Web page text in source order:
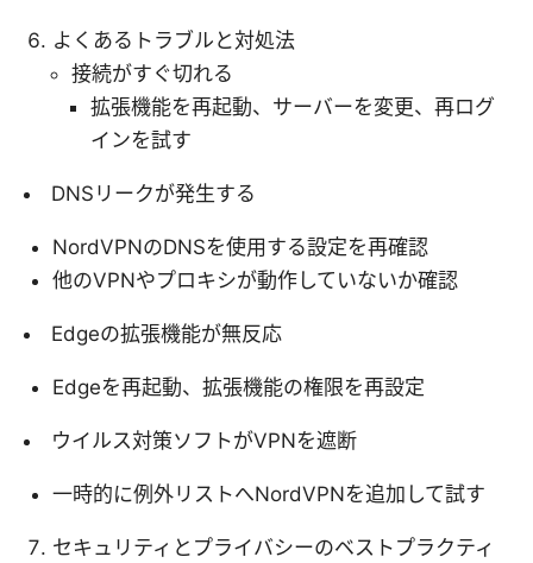
よくあるトラブルと対処法
接続がすぐ切れる
拡張機能を再起動、サーバーを変更、再ログ
インを試す
DNSリークが発生する
NordVPNのDNSを使用する設定を再確認
他のVPNやプロキシが動作していないか確認
Edgeの拡張機能が無反応
Edgeを再起動、拡張機能の権限を再設定
ウイルス対策ソフトがVPNを遮断
一時的に例外リストへNordVPNを追加して試す
セキュリティとプライバシーのベストプラクティ